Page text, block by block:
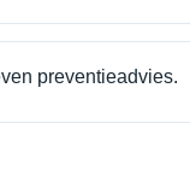
preventieadvies.